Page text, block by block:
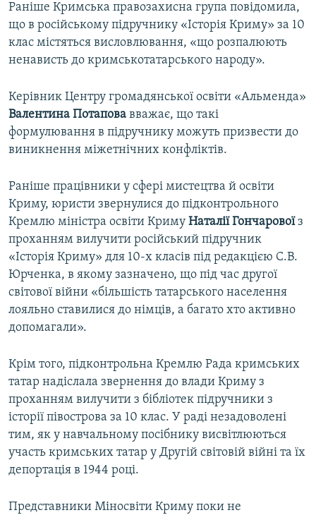
Раніше Кримська правозахисна група повідомила,
що в російському підручнику «Історія Криму» за 10
клас містяться висловлювання, «що розпалюють
ненависть до кримськотатарського народу».
Керівник Центру громадянської освіти «Альменда»
Валентина Потапова вважає, що такі
формулювання в підручнику можуть призвести до
виникнення міжетнічних конфліктів.
Раніше працівники у сфері мистецтва й освіти
Криму, юристи звернулися до підконтрольного
Кремлю міністра освіти Криму Наталії Гончаровоїз
проханням вилучити російський підручник
«Історія Криму» для 10-х класів під редакцією С.В.
Юрченка, в якому зазначено, що під час другої
світової війни «більшість татарського населення
лояльно ставилися до німців, а багато хто активно
допомагали».
Крім того, підконтрольна Кремлю Рада кримських
татар надіслала звернення до влади Криму з
проханням вилучити з бібліотек підручники з
історії півострова за 10 клас. У раді незадоволені
тим, як у навчальному посібнику висвітлюються
участь кримських татар у Другій світовій війні та їх
депортація в 1944 році.
Представники Міносвіти Криму поки не